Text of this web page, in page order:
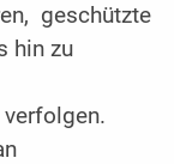
geschützte
hin zu